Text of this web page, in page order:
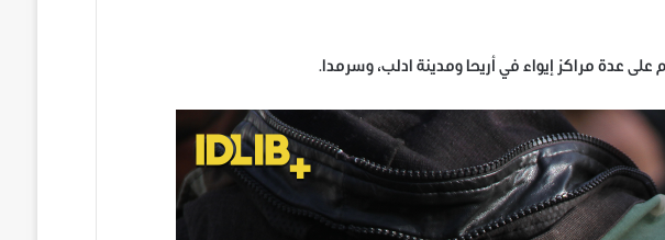
عدة مراكز إيواء في أريحا ومدينة ادلب، وسرمدا.